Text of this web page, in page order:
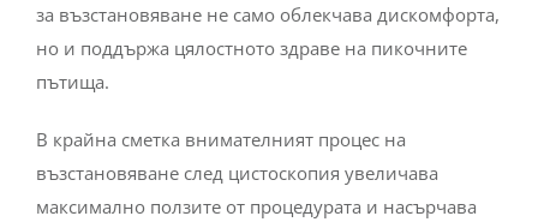
за възстановяване не само облекчава дискомфорта,
но и поддържа цялостното здраве на пикочните
пътища.
В крайна сметка внимателният процес на
възстановяване след цистоскопия увеличава
максимално ползите от процедурата и насърчава